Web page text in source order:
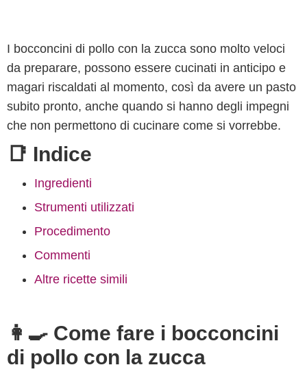
I bocconcini di pollo con la zucca sono molto veloci
da preparare, possono essere cucinati in anticipo e
magari riscaldati al momento, così da avere un pasto
subito pronto, anche quando si hanno degli impegni
che non permettono di cucinare come si vorrebbe.
📑 Indice
Ingredienti
Strumenti utilizzati
Procedimento
Commenti
Altre ricette simili
👩‍🍳 Come fare i bocconcini
di pollo con la zucca